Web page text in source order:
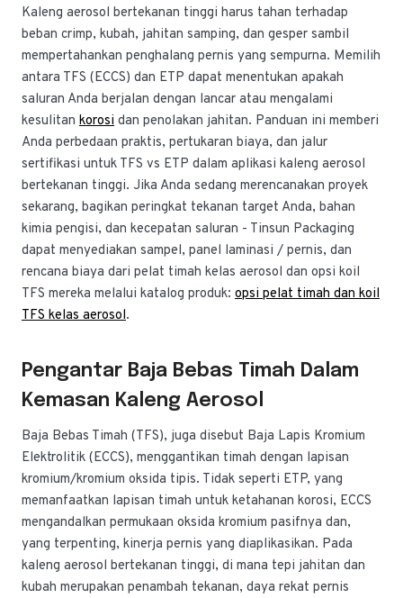
Kaleng aerosol bertekanan tinggi harus tahan terhadap
beban crimp, kubah, jahitan samping, dan gesper sambil
mempertahankan penghalang pernis yang sempurna. Memilih
antara TFS (ECCS) dan ETP dapat menentukan apakah
saluran Anda berjalan dengan lancar atau mengalami
kesulitan korosi dan penolakan jahitan. Panduan ini memberi
Anda perbedaan praktis, pertukaran biaya, dan jalur
sertifikasi untuk TFS vs ETP dalam aplikasi kaleng aerosol
bertekanan tinggi. Jika Anda sedang merencanakan proyek
sekarang, bagikan peringkat tekanan target Anda, bahan
kimia pengisi, dan kecepatan saluran - Tinsun Packaging
dapat menyediakan sampel, panel laminasi / pernis, dan
rencana biaya dari pelat timah kelas aerosol dan opsi koil
TFS mereka melalui katalog produk: opsi pelat timah dan koil
TFS kelas aerosol.
Pengantar Baja Bebas Timah Dalam
Kemasan Kaleng Aerosol
Baja Bebas Timah (TFS), juga disebut Baja Lapis Kromium
Elektrolitik (ECCS), menggantikan timah dengan lapisan
kromium/kromium oksida tipis. Tidak seperti ETP, yang
memanfaatkan lapisan timah untuk ketahanan korosi, ECCS
mengandalkan permukaan oksida kromium pasifnya dan,
yang terpenting, kinerja pernis yang diaplikasikan. Pada
kaleng aerosol bertekanan tinggi, di mana tepi jahitan dan
kubah merupakan penambah tekanan, daya rekat pernis